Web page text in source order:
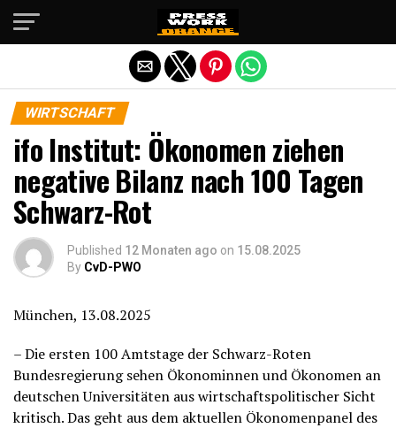
WIRTSCHAFT
ifo Institut: Ökonomen ziehen
negative Bilanz nach 100 Tagen
Schwarz-Rot
Published 12 Monaten ago on 15.08.2025
By CvD-PWO
München, 13.08.2025
– Die ersten 100 Amtstage der Schwarz-Roten
Bundesregierung sehen Ökonominnen und Ökonomen an
deutschen Universitäten aus wirtschaftspolitischer Sicht
kritisch. Das geht aus dem aktuellen Ökonomenpanel des
Die mobile Version verlassen